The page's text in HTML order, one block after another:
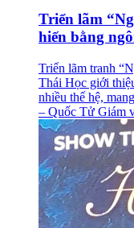
Triển lãm
hiến bằng
Triển lãm tranh
Thái Học giới
nhiều thế hệ,
– Quốc Tử Giám